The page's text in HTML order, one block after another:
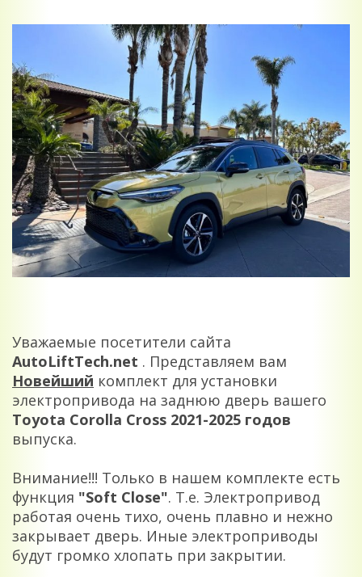
Уважаемые посетители сайта
AutoLiftTech.net . Представляем вам
Новейший комплект для установки
электропривода на заднюю дверь вашего
Toyota Corolla Cross 2021-2025 годов
выпуска.
Внимание!!! Только в нашем комплекте есть
функция "Soft Close". Т.е. Электропривод
работая очень тихо, очень плавно и нежно
закрывает дверь. Иные электроприводы
будут громко хлопать при закрытии.